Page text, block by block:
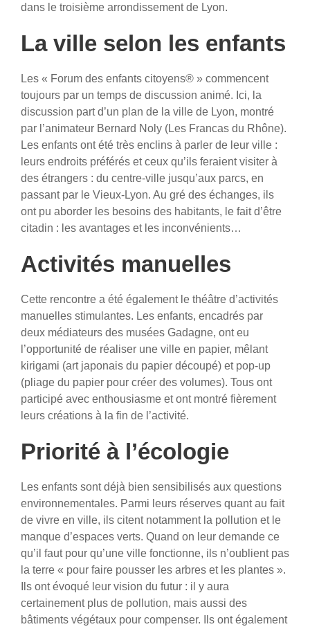
dans le troisième arrondissement de Lyon.
La ville selon les enfants
Les « Forum des enfants citoyens® » commencent
toujours par un temps de discussion animé. Ici, la
discussion part d’un plan de la ville de Lyon, montré
par l’animateur Bernard Noly (Les Francas du Rhône).
Les enfants ont été très enclins à parler de leur ville :
leurs endroits préférés et ceux qu’ils feraient visiter à
des étrangers : du centre-ville jusqu’aux parcs, en
passant par le Vieux-Lyon. Au gré des échanges, ils
ont pu aborder les besoins des habitants, le fait d’être
citadin : les avantages et les inconvénients…
Activités manuelles
Cette rencontre a été également le théâtre d’activités
manuelles stimulantes. Les enfants, encadrés par
deux médiateurs des musées Gadagne, ont eu
l’opportunité de réaliser une ville en papier, mêlant
kirigami (art japonais du papier découpé) et pop-up
(pliage du papier pour créer des volumes). Tous ont
participé avec enthousiasme et ont montré fièrement
leurs créations à la fin de l’activité.
Priorité à l’écologie
Les enfants sont déjà bien sensibilisés aux questions
environnementales. Parmi leurs réserves quant au fait
de vivre en ville, ils citent notamment la pollution et le
manque d’espaces verts. Quand on leur demande ce
qu’il faut pour qu’une ville fonctionne, ils n’oublient pas
la terre « pour faire pousser les arbres et les plantes ».
Ils ont évoqué leur vision du futur : il y aura
certainement plus de pollution, mais aussi des
bâtiments végétaux pour compenser. Ils ont également